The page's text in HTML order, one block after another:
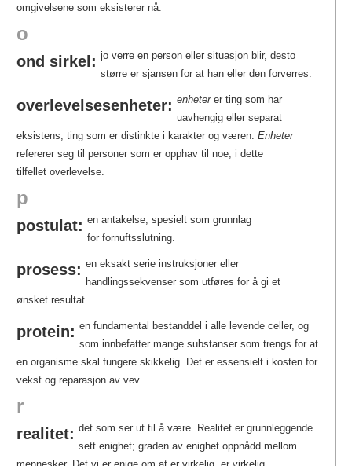
omgivelsene som eksisterer nå.
o
ond sirkel: jo verre en person eller situasjon blir, desto
større er sjansen for at han eller den forverres.
overlevelsesenheter: enheterer ting som har
uavhengig eller separat
eksistens; ting som er distinkte i karakter og væren. Enheter
refererer seg til personer som er opphav til noe, i dette
tilfellet overlevelse.
p
postulat: en antakelse, spesielt som grunnlag
for fornuftsslutning.
prosess: en eksakt serie instruksjoner eller
handlingssekvenser som utføres for å gi et
ønsket resultat.
protein: en fundamental bestanddel i alle levende celler, og
som innbefatter mange substanser som trengs for at
en organisme skal fungere skikkelig. Det er essensielt i kosten for
vekst og reparasjon av vev.
r
realitet: det som ser ut til å være. Realitet er grunnleggende
sett enighet; graden av enighet oppnådd mellom